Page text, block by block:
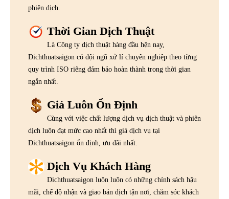
phiên dịch.
Thời Gian Dịch Thuật
Là Công ty dịch thuật hàng đầu hện nay,
Dichthuatsaigon có đội ngũ xử lí chuyên nghiệp theo từng
quy trình ISO riêng đảm bảo hoàn thành trong thời gian
ngắn nhất.
Giá Luôn Ổn Định
Cùng với việc chất lượng dịch vụ dịch thuật và phiên
dịch luôn đạt mức cao nhất thì giá dịch vụ tại
Dichthuatsaigon ổn định, ưu đãi nhất.
Dịch Vụ Khách Hàng
Dichthuatsaigon luôn luôn có những chính sách hậu
mãi, chế độ nhận và giao bản dịch tận nơi, chăm sóc khách